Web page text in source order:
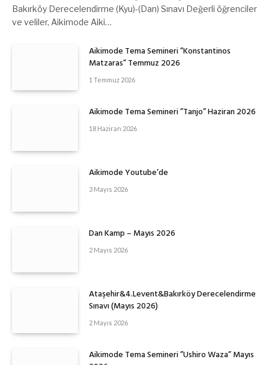
Bakırköy Derecelendirme (Kyu)-(Dan) Sınavı Değerli öğrenciler
ve veliler, Aikimode Aiki…
Aikimode Tema Semineri ”Konstantinos
Matzaras” Temmuz 2026
1 Temmuz 2026
Aikimode Tema Semineri ”Tanjo” Haziran 2026
18 Haziran 2026
Aikimode Youtube’de
3 Mayıs 2026
Dan Kamp – Mayıs 2026
2 Mayıs 2026
Ataşehir&4.Levent&Bakırköy Derecelendirme
Sınavı (Mayıs 2026)
2 Mayıs 2026
Aikimode Tema Semineri ”Ushiro Waza” Mayıs